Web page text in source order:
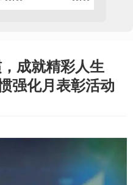
成就精彩人生
化月表彰活动